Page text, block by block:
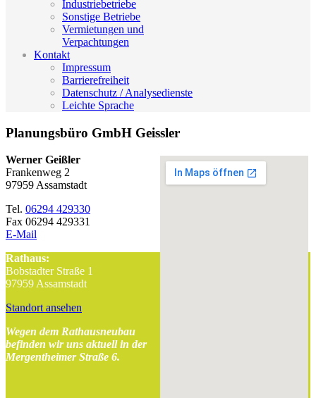
Industriebetriebe
Sonstige Betriebe
Vermietungen und
Verpachtungen
Kontakt
Impressum
Barrierefreiheit
Datenschutz / Analysedienste
Leichte Sprache
Planungsbüro GmbH Geissler
Werner Geißler
Frankenweg 2
97959 Assamstadt
Tel. 06294 429330
Fax 06294 429331
E-Mail
Rathaus:
Bobstadter Straße 1
97959 Assamstadt
Standort ansehen
Wegen dem Rathausneubau
befinden wir uns aktuell in der
Mergentheimer Straße 6.